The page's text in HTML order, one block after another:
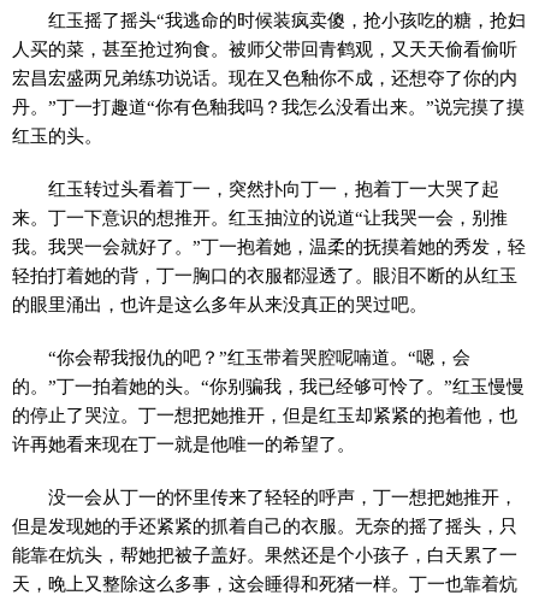
红玉摇了摇头“我逃命的时候装疯卖傻，抢小孩吃的糖，抢妇
人买的菜，甚至抢过狗食。被师父带回青鹤观，又天天偷看偷听
宏昌宏盛两兄弟练功说话。现在又色釉你不成，还想夺了你的内
丹。”丁一打趣道“你有色釉我吗？我怎么没看出来。”说完摸了摸
红玉的头。
红玉转过头看着丁一，突然扑向丁一，抱着丁一大哭了起
来。丁一下意识的想推开。红玉抽泣的说道“让我哭一会，别推
我。我哭一会就好了。”丁一抱着她，温柔的抚摸着她的秀发，轻
轻拍打着她的背，丁一胸口的衣服都湿透了。眼泪不断的从红玉
的眼里涌出，也许是这么多年从来没真正的哭过吧。
“你会帮我报仇的吧？”红玉带着哭腔呢喃道。“嗯，会
的。”丁一拍着她的头。“你别骗我，我已经够可怜了。”红玉慢慢
的停止了哭泣。丁一想把她推开，但是红玉却紧紧的抱着他，也
许再她看来现在丁一就是他唯一的希望了。
没一会从丁一的怀里传来了轻轻的呼声，丁一想把她推开，
但是发现她的手还紧紧的抓着自己的衣服。无奈的摇了摇头，只
能靠在炕头，帮她把被子盖好。果然还是个小孩子，白天累了一
天，晚上又整除这么多事，这会睡得和死猪一样。丁一也靠着炕